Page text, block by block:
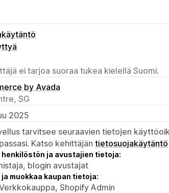
ei tarjoa suoraa tukea kielellä Suomi.
by Avada
SG
2025
tarvitsee seuraavien tietojen
Katso kehittäjän tietosuojakäytäntö
ja avustajien tietoja:
blogin avustajat
muokkaa kaupan tietoja:
Shopify Admin